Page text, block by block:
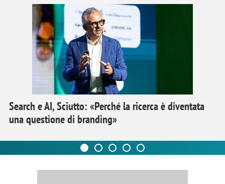
Search e AI, Sciutto: «Perché la ricerca è diventata
una questione di branding»